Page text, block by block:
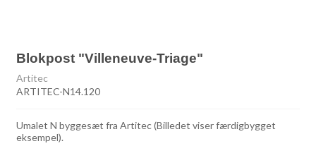
Blokpost "Villeneuve-Triage"
Artitec
ARTITEC-N14.120
Umalet N byggesæt fra Artitec (Billedet viser færdigbygget
eksempel).